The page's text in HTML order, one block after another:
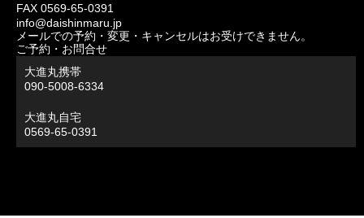
FAX 0569-65-0391
info@daishinmaru.jp
メールでの予約・変更・キャンセルはお受けできません。
ご予約・お問合せ
大進丸携帯
090-5008-6334
大進丸自宅
0569-65-0391